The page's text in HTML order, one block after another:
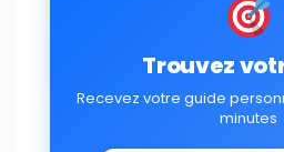
Trouvez
Recevez votre guide
minutes